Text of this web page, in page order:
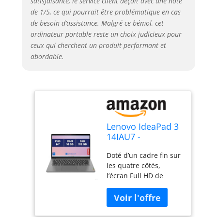
mode Eye Care réduit
la fatigue oculaire liée
à la lumière bleue.
Refroidissement
silencieux: L’IdeaPad 3i
mécaniques et
intelligentes, qui
maintiennent votre
processeur au frais et
en assurent le
fonctionnement
permanence. Vous
pouvez également
affiner encore plus les
paramètres avec Q-
Control, qui vous
de 1/5, ce qui pourrait être problématique en cas
de besoin d’assistance. Malgré ce bémol, cet
ordinateur portable reste un choix judicieux pour
ceux qui cherchent un produit performant et
abordable.
Lenovo IdeaPad 3
14IAU7 -
Portable 14'' FHD
(Intel Core i7-
1255U, RAM 16Go,
SSD 512Go,
Windows 11
Home) Clavier
Doté d’un cadre fin sur
les quatre côtés,
l’écran Full HD de
35,56 cm (14") vous
permet de profiter de
toute la finesse des